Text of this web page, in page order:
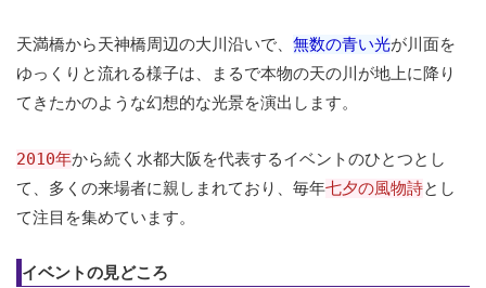
天満橋から天神橋周辺の大川沿いで、 無数の青い光が川面を
ゆっくりと流れる様子は、まるで本物の天の川が地上に降り
てきたかのような幻想的な光景を演出します。
2010年から続く水都大阪を代表するイベントのひとつとし
て、多くの来場者に親しまれており、毎年七夕の風物詩とし
て注目を集めています。
イベントの見どころ